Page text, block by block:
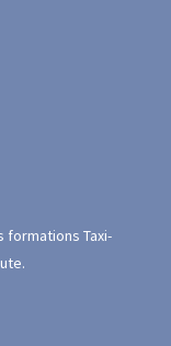
Taxi-